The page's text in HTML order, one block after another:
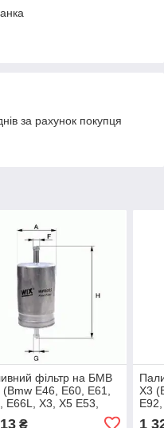
за рахунок покупця
фільтр на БМВ
E46, E60, E61,
E66L, X3, X5 E53,
E90, E91, E92, E93,
₴
Х3
1